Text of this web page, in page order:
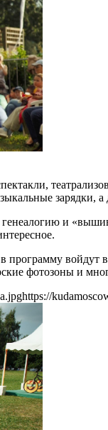
зарядки, а
и
фотозоны и
https://